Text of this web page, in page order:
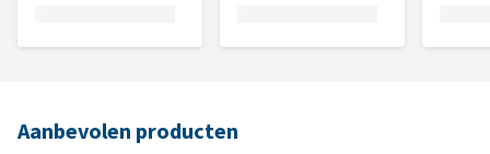
Aanbevolen producten